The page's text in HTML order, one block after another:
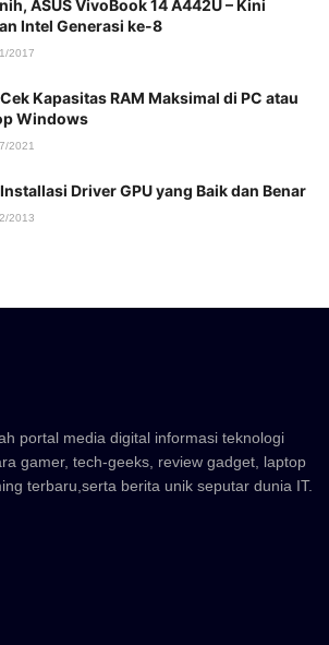
ASUS VivoBook 14 A442U – Kini
Intel Generasi ke-8
2017
Kapasitas RAM Maksimal di PC atau
Windows
2021
Driver GPU yang Baik dan Benar
2013
portal media digital informasi teknologi
gamer, tech-geeks, review gadget, laptop
terbaru,serta berita unik seputar dunia IT.